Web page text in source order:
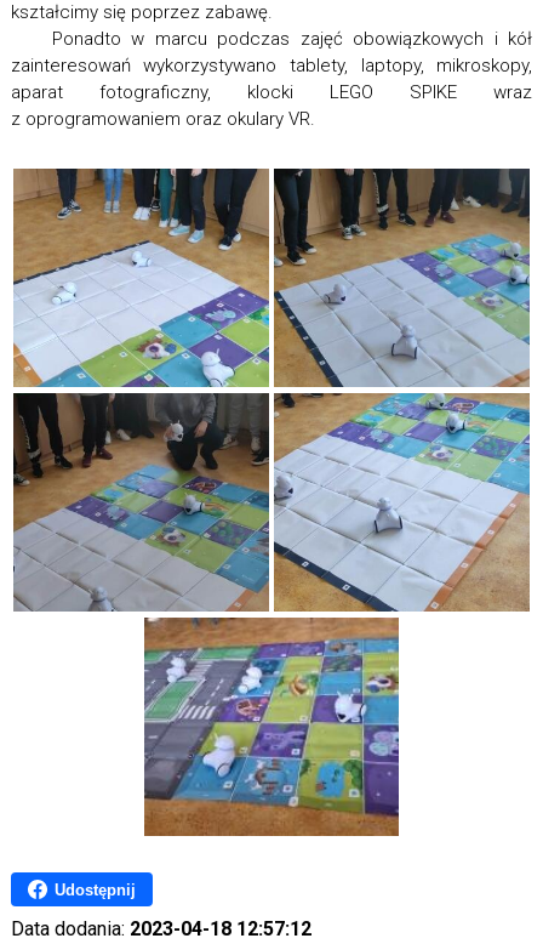
kształcimy się poprzez zabawę.
Ponadto w marcu podczas zajęć obowiązkowych i kół
zainteresowań wykorzystywano tablety, laptopy, mikroskopy,
aparat fotograficzny, klocki LEGO SPIKE wraz
z oprogramowaniem oraz okulary VR.
Udostępnij
Data dodania: 2023-04-18 12:57:12